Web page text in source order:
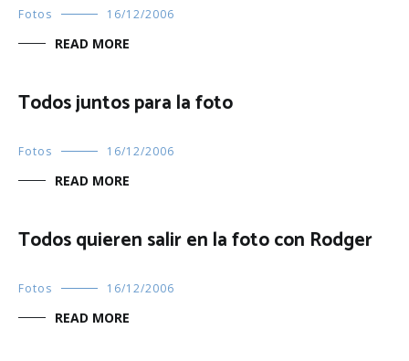
Fotos 16/12/2006
READ MORE
Todos juntos para la foto
Fotos 16/12/2006
READ MORE
Todos quieren salir en la foto con Rodger
Fotos 16/12/2006
READ MORE